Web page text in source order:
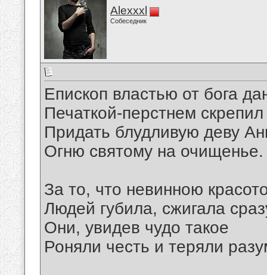
Alexxxl
Собеседник
Епископ властью от бога
Печаткой-перстнем
Придать блудливую деву
Огню святому на очищенье.
За то, что невинною
Людей губила, сжигала
Они, увидев чудо такое
Роняли честь и теряли